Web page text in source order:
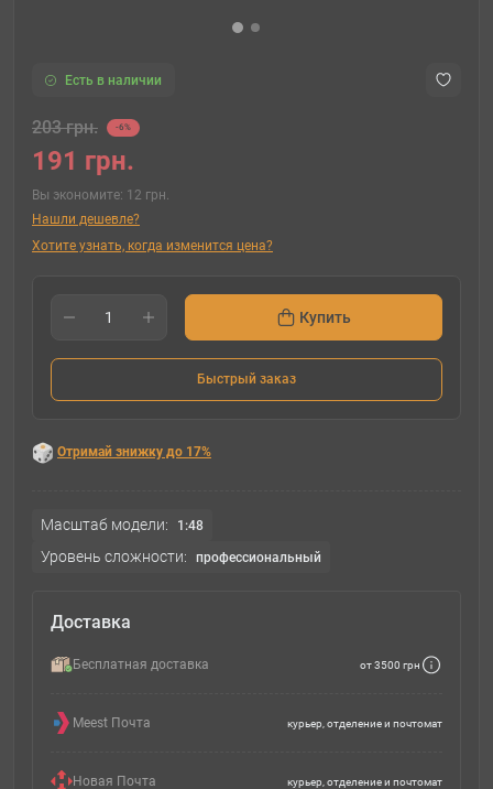
Есть в наличии
203 грн. -6%
191 грн.
Вы экономите: 12 грн.
Нашли дешевле?
Хотите узнать, когда изменится цена?
Купить
Быстрый заказ
Отримай знижку до 17%
Масштаб модели: 1:48
Уровень сложности: профессиональный
Доставка
Бесплатная доставка от 3500 грн
Meest Почта курьер, отделение и почтомат
Новая Почта курьер, отделение и почтомат